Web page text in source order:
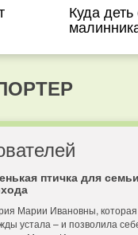
Куда
птичка для семьи
Марии Ивановны, которая
устала – и позволила